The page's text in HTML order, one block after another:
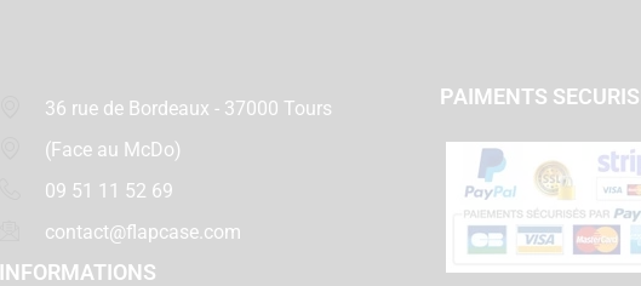
36 rue de Bordeaux - 37000 Tours
(Face au McDo)
09 51 11 52 69
contact@flapcase.com
INFORMATIONS
PAIMENTS